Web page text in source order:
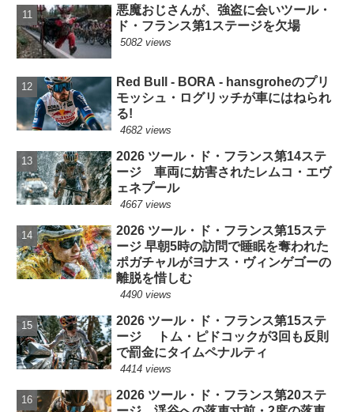
悪魔おじさんが、強盗に会いツール・
ド・フランス第1ステージを欠場
5082 views
Red Bull - BORA - hansgroheのプリ
モッシュ・ログリッチが車にはねられ
る!
4682 views
2026 ツール・ド・フランス第14ステ
ージ 車両に妨害されたレムコ・エヴ
ェネプール
4667 views
2026 ツール・ド・フランス第15ステ
ージ 早朝5時の訪問で睡眠を奪われた
ポガチャルがヨナス・ヴィンゲゴーの
離脱を惜しむ
4490 views
2026 ツール・ド・フランス第15ステ
ージ トム・ピドコックが3回も反則
で罰金にタイムペナルティ
4414 views
2026 ツール・ド・フランス第20ステ